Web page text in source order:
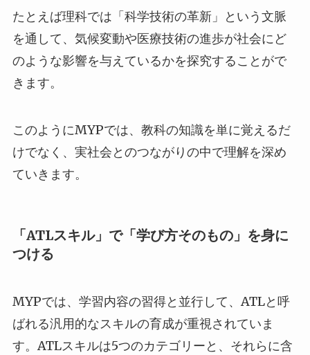
たとえば理科では「科学技術の革新」という文脈
を通して、気候変動や医療技術の進歩が社会にど
のような影響を与えているかを探究することがで
きます。
このようにMYPでは、教科の知識を単に覚えるだ
けでなく、実社会とのつながりの中で理解を深め
ていきます。
「ATLスキル」で「学び方そのもの」を身に
つける
MYPでは、学習内容の習得と並行して、ATLと呼
ばれる汎用的なスキルの育成が重視されていま
す。ATLスキルは5つのカテゴリーと、それらに含